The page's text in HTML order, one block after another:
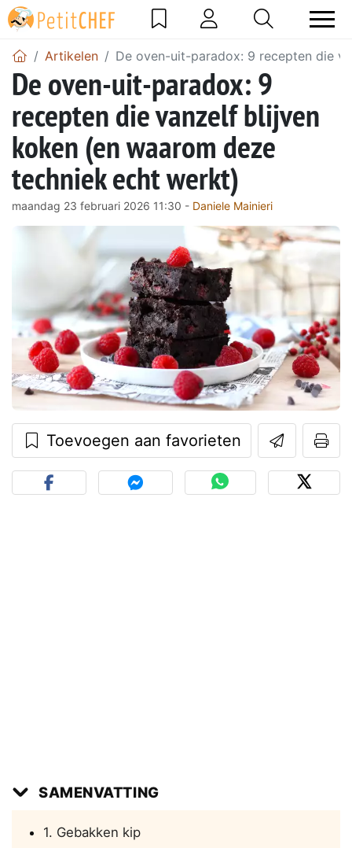
Artikelen De oven-uit-paradox: 9 recepten die
De oven-uit-paradox: 9
recepten die vanzelf blijven
koken (en waarom deze
techniek echt werkt)
maandag 23 februari 2026 11:30 - Daniele Mainieri
Toevoegen aan favorieten
SAMENVATTING
1. Gebakken kip